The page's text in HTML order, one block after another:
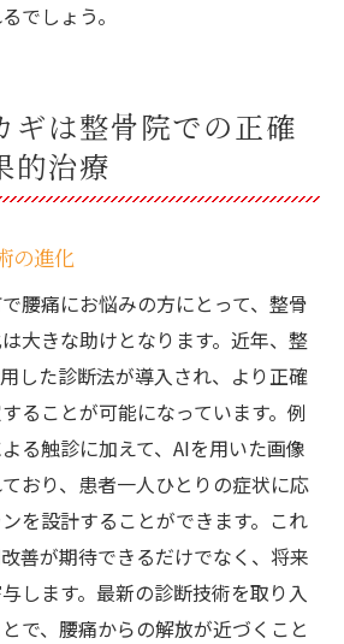
でしょう。
ギは整骨院での正確
的治療
の進化
腰痛にお悩みの方にとって、整骨
大きな助けとなります。近年、整
した診断法が導入され、より正確
ることが可能になっています。例
る触診に加えて、AIを用いた画像
おり、患者一人ひとりの症状に応
を設計することができます。これ
善が期待できるだけでなく、将来
します。最新の診断技術を取り入
で、腰痛からの解放が近づくこと